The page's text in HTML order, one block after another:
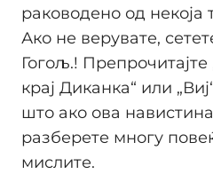
раководено од некоја
Ако не верувате,
Гогољ.!
крај Диканка“ или
што ако ова
разберете многу
мислите.